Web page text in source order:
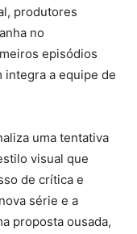
produtores
no
episódios
integra a equipe de
uma tentativa
visual que
de crítica e
série e a
proposta ousada,